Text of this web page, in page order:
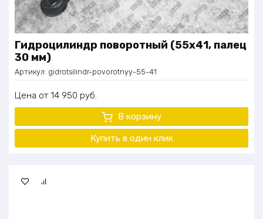
Гидроцилиндр поворотный (55х41, палец
30 мм)
Артикул: gidrotsilindr-povorotnyy-55-41
Цена 14 950 руб.
В корзину
Купить в один клик